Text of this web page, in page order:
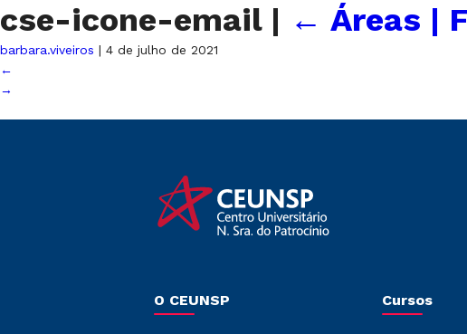
cse-icone-email | ← Áreas |
barbara.viveiros | 4 de julho de 2021
←
→
O CEUNSP Cursos